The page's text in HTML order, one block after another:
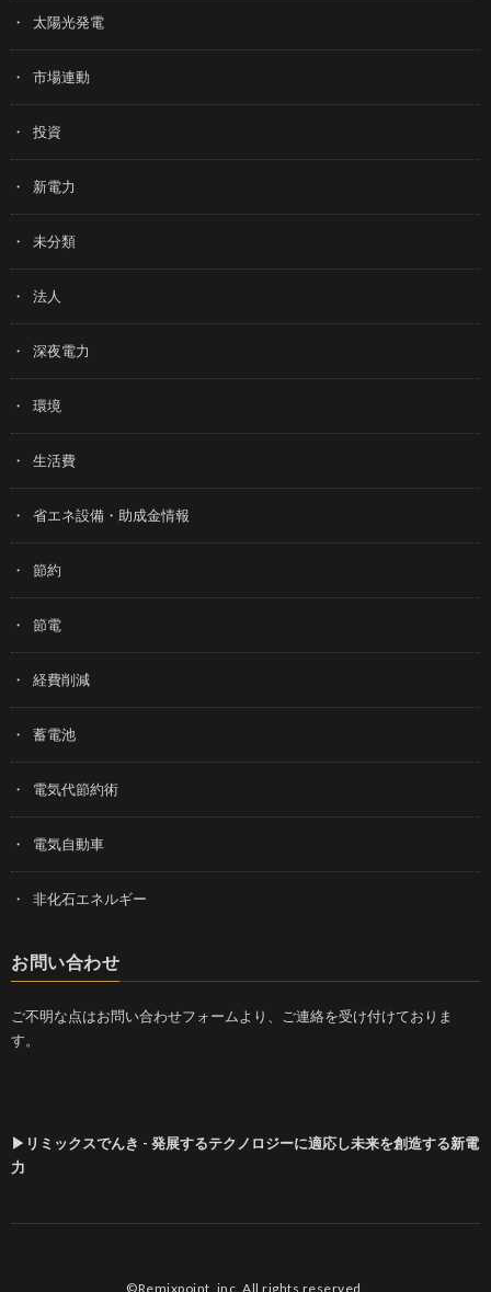
太陽光発電
市場連動
投資
新電力
未分類
法人
深夜電力
環境
生活費
省エネ設備・助成金情報
節約
節電
経費削減
蓄電池
電気代節約術
電気自動車
非化石エネルギー
お問い合わせ
ご不明な点はお問い合わせフォームより、ご連絡を受け付けておりま
す。
▶リミックスでんき - 発展するテクノロジーに適応し未来を創造する新電
力
©Remixpoint, inc. All rights reserved.